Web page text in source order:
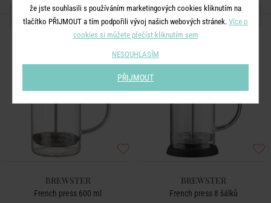
DALŠÍ PRODUKTY ZE SÉRIE
BREWSTER
French press 600 ml
BREWSTER
French press 8 šálků
že jste souhlasili s používáním marketingových cookies kliknutím na
tlačítko PŘIJMOUT a tím podpořili vývoj našich webových stránek. Více o
cookies si můžete přečíst kliknutím sem
NESOUHLASÍM
PŘIJMOUT